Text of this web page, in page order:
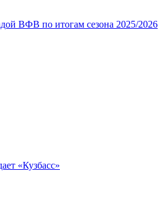
ВФВ по итогам сезона 2025/2026
«Кузбасс»